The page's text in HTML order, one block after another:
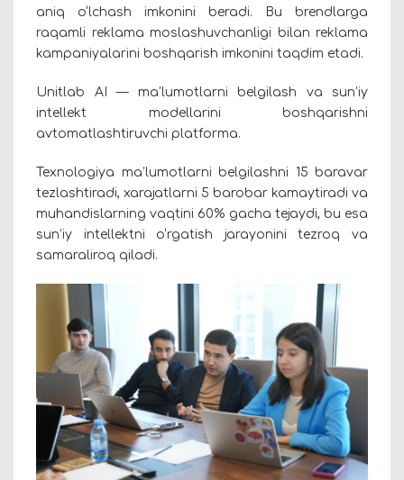
aniq o‘lchash imkonini beradi. Bu brendlarga
raqamli reklama moslashuvchanligi bilan reklama
kampaniyalarini boshqarish imkonini taqdim etadi.
Unitlab AI — ma’lumotlarni belgilash va sun’iy
intellekt modellarini boshqarishni
avtomatlashtiruvchi platforma.
Texnologiya ma’lumotlarni belgilashni 15 baravar
tezlashtiradi, xarajatlarni 5 barobar kamaytiradi va
muhandislarning vaqtini 60% gacha tejaydi, bu esa
sun’iy intellektni o‘rgatish jarayonini tezroq va
samaraliroq qiladi.